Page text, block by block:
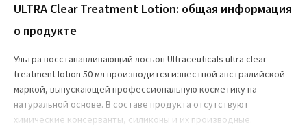
ULTRA Clear Treatment Lotion: общая информация
о продукте
Ультра восстанавливающий лосьон Ultraceuticals ultra clear
treatment lotion 50 мл производится известной австралийской
маркой, выпускающей профессиональную косметику на
натуральной основе. В составе продукта отсутствуют
химические консерванты, силиконы и их производные.